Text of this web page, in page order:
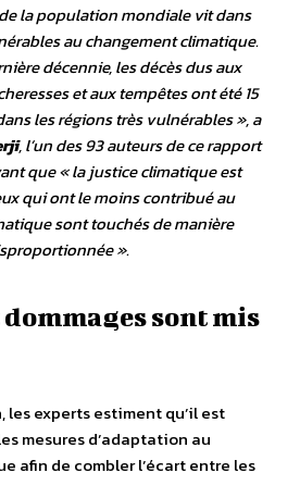
la population mondiale vit dans
au changement climatique.
décennie, les décès dus aux
et aux tempêtes ont été 15
les régions très vulnérables», a
, l’un des 93 auteurs de ce rapport
que «la justice climatique est
qui ont le moins contribué au
sont touchés de manière
».
sont mis
experts estiment qu’il est
mesures d’adaptation au
afin de combler l’écart entre les